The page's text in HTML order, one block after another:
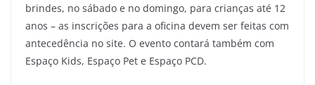
brindes, no sábado e no domingo, para crianças até 12
anos – as inscrições para a oficina devem ser feitas com
antecedência no site. O evento contará também com
Espaço Kids, Espaço Pet e Espaço PCD.